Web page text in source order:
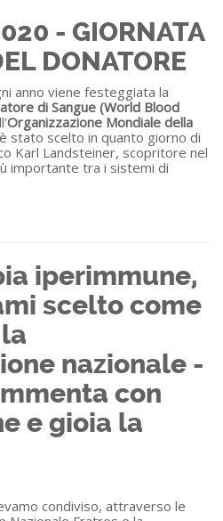
- GIORNATA
DONATORE
anno viene festeggiata la
di Sangue (World Blood
Organizzazione Mondiale della
stato scelto in quanto giorno di
Karl Landsteiner, scopritore nel
importante tra i sistemi di
iperimmune,
scelto come
nazionale -
con
e gioia la
condiviso, attraverso le